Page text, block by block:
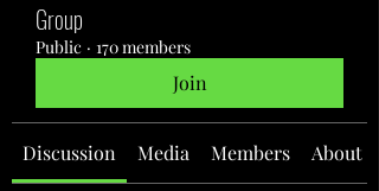
Group
Public · 170 members
Join
Discussion Media Members About